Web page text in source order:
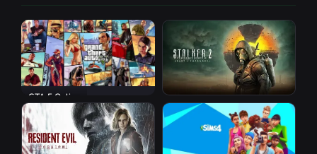
GTA 5 Online
S.T.A.L.K.E.R. 2: Heart of
Chornobyl